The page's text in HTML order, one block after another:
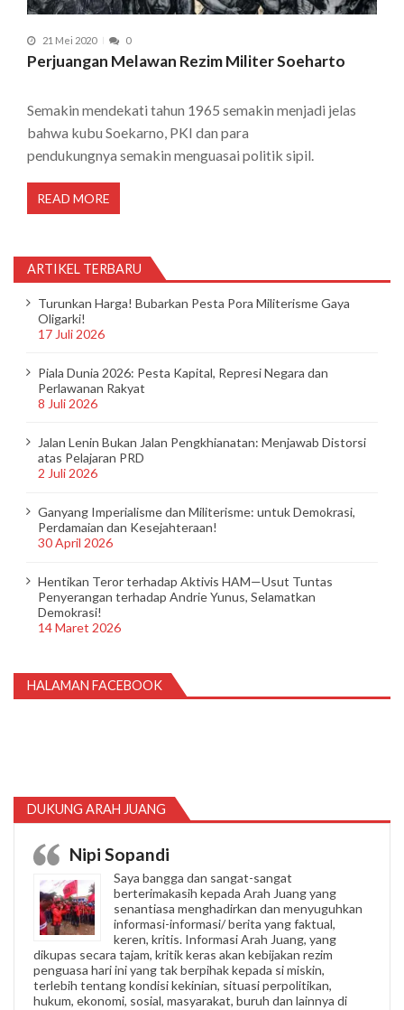
21 Mei 2020 0
Perjuangan Melawan Rezim Militer Soeharto
Semakin mendekati tahun 1965 semakin menjadi jelas
bahwa kubu Soekarno, PKI dan para
pendukungnya semakin menguasai politik sipil.
READ MORE
ARTIKEL TERBARU
Turunkan Harga! Bubarkan Pesta Pora Militerisme Gaya
Oligarki!
17 Juli 2026
Piala Dunia 2026: Pesta Kapital, Represi Negara dan
Perlawanan Rakyat
8 Juli 2026
Jalan Lenin Bukan Jalan Pengkhianatan: Menjawab Distorsi
atas Pelajaran PRD
2 Juli 2026
Ganyang Imperialisme dan Militerisme: untuk Demokrasi,
Perdamaian dan Kesejahteraan!
30 April 2026
Hentikan Teror terhadap Aktivis HAM—Usut Tuntas
Penyerangan terhadap Andrie Yunus, Selamatkan
Demokrasi!
14 Maret 2026
HALAMAN FACEBOOK
DUKUNG ARAH JUANG
Nipi Sopandi
Saya bangga dan sangat-sangat
berterimakasih kepada Arah Juang yang
senantiasa menghadirkan dan menyuguhkan
informasi-informasi/ berita yang faktual,
keren, kritis. Informasi Arah Juang, yang
dikupas secara tajam, kritik keras akan kebijakan rezim
penguasa hari ini yang tak berpihak kepada si miskin,
terlebih tentang kondisi kekinian, situasi perpolitikan,
hukum, ekonomi, sosial, masyarakat, buruh dan lainnya di